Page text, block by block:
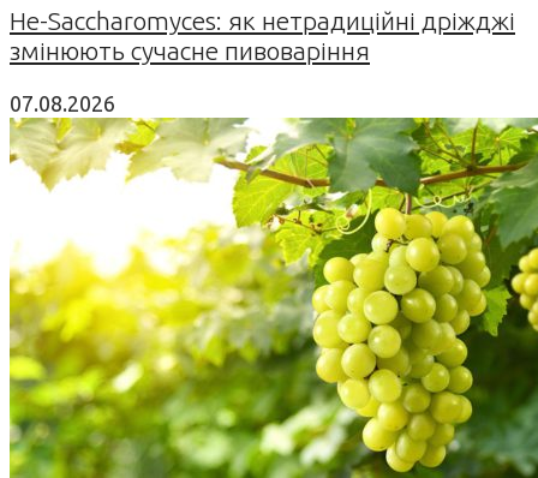
Не-Saccharomyces: як нетрадиційні дріжджі
змінюють сучасне пивоваріння
07.08.2026